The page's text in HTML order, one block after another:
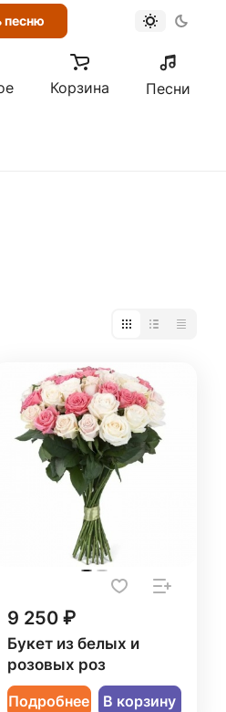
песню
Корзина Песни
9 250 ₽
Букет из белых и
розовых роз
Подробнее В корзину